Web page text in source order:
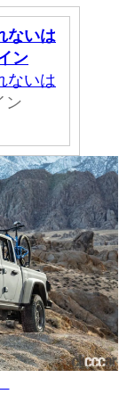
ないは
ン
ないは
ン